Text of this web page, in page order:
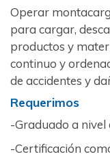
Operar
para cargar,
productos y
continuo y
de accidentes y
Requerimos
-Graduado a nivel
-Certificación